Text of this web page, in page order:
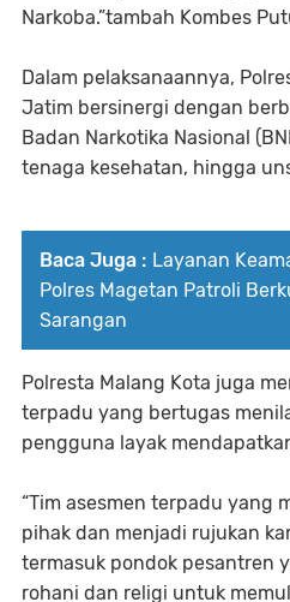
Narkoba.”tambah Kombes
Dalam pelaksanaannya,
Jatim bersinergi dengan
Badan Narkotika Nasional
tenaga kesehatan, hingga
Baca Juga : Layanan
Polres Magetan Patroli
Sarangan
Polresta Malang Kota juga
terpadu yang bertugas
pengguna layak
“Tim asesmen terpadu yang
pihak dan menjadi rujukan
termasuk pondok pesantren
rohani dan religi untuk